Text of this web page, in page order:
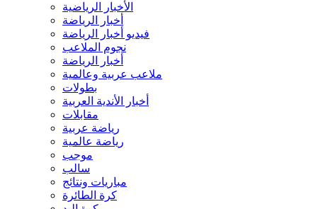
الأخبار الرياضية
أخبار الرياضة
فيديو أخبار الرياضة
نجوم الملاعب
أخبار الرياضة
ملاعب عربية وعالمية
بطولات
أخبار الأندية العربية
مقابلات
رياضة عربية
رياضة عالمية
موجب
سالب
مباريات ونتائج
كرة الطائرة